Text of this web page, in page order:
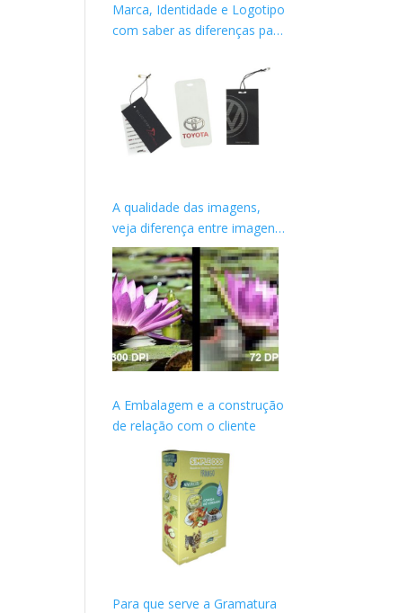
Marca, Identidade e Logotipo
com saber as diferenças para
A qualidade das imagens,
veja diferença entre imagens
de WEB e Impressas
A Embalagem e a construção
de relação com o cliente
Para que serve a Gramatura